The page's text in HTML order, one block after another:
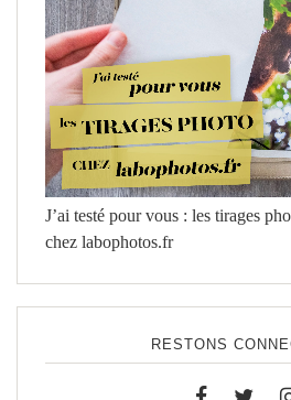
J’ai testé pour vous : les tirages
chez labophotos.fr
RESTONS